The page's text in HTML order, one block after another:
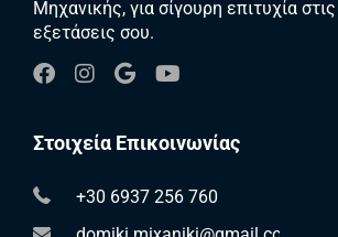
Μηχανικής, για σίγουρη επιτυχία στις
εξετάσεις σου.
Στοιχεία Επικοινωνίας
+30 6937 256 760